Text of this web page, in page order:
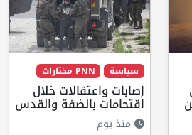
سياسة PNN مختارات
إصابات واعتقالات خلال
اقتحامات بالضفة والقدس
منذ يوم